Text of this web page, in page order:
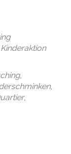
Kinderaktion
,
,
,